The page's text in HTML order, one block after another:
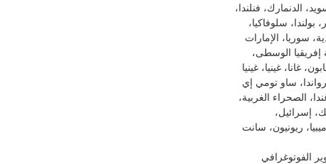
الدنمارك، فنلندا،
بولندا، سلوفاكيا،
سوريا، الإمارات
إفريقيا الوسطى،
غانا، غينيا، غينيا
رواندا، ساو تومي إي
الصحراء الغربية،
إسرائيل،
ريونيون، سانت
من مجال التصوير الفوتوغرافي